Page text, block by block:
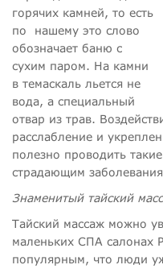
горячих камней, то есть
по нашему это слово
обозначает баню с
сухим паром. На камни
в темаскаль льется не
вода, а специальный
отвар из трав.
расслабление и
полезно проводить
страдающим
Знаменитый тайский
Тайский массаж можно
маленьких СПА салонах
популярным, что люди